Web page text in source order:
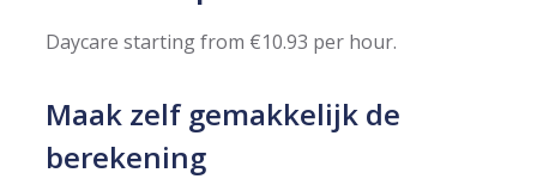
Daycare starting from €10.93 per hour.
Maak zelf gemakkelijk de
berekening